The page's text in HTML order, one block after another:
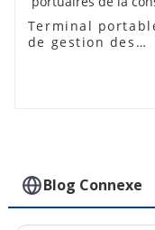
Terminal
de gestion des
Blog Connexe